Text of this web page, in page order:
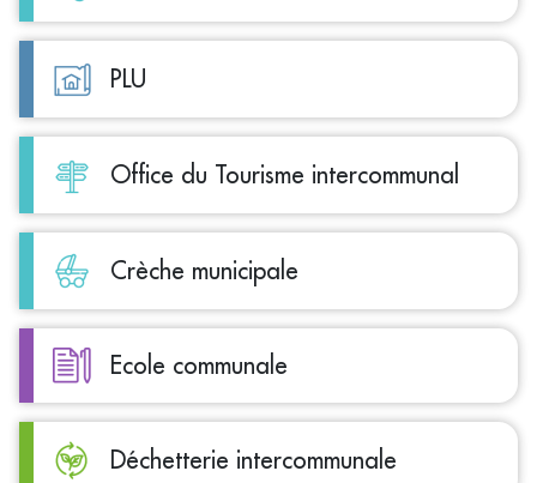
PLU
Office du Tourisme intercommunal
Crèche municipale
Ecole communale
Déchetterie intercommunale